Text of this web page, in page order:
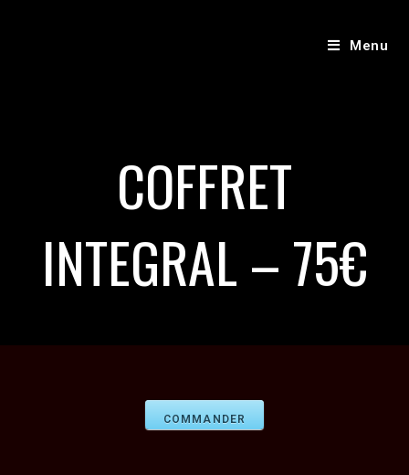
Menu
COFFRET
INTEGRAL – 75€
COMMANDER